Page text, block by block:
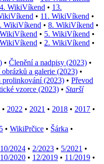
WikiVíkend • 13.
• 11. WikiVíkend •
WikiVíkend • 8. WikiVíkend •
• 5. WikiVíkend •
• 2. WikiVíkend •
• Členění a nadpisy (2023) •
a galerie (2023) •
prolinkování (2023) • Převod
vzorce (2023) • Starší
• 2022 • 2021 • 2018 • 2017 •
• WikiPrčice • Šárka •
10/2024 • 2/2023 • 5/2021 •
10/2020 • 12/2019 • 11/2019 •